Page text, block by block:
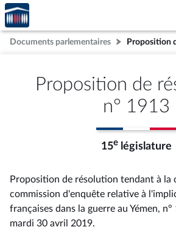
Aller au contenu
Aller en bas de la page
Accèder
à la
page
d'accueil
Documents parlementaires Proposition
Proposition de
n° 1913
15e législature
Proposition de résolution tendant à la
commission d'enquête relative à
françaises dans la guerre au Yémen, n°
mardi 30 avril 2019.